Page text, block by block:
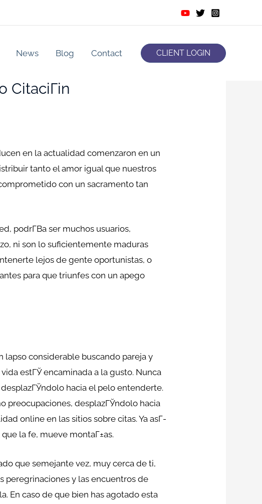
News Blog Contact CLIENT LOGIN
CitaciГіn
en la actualidad comenzaron en un
tanto el amor igual que nuestros
con un sacramento tan
podrГ­В­a ser muchos usuarios,
ni son lo suficientemente maduras
lejos de gente oportunistas, o
para que triunfes con un apego
lapso considerable buscando pareja y
estГЎ encaminada a la gusto. Nunca
hacia el pelo entenderte.
preocupaciones, desplazГЎndolo hacia
online en las sitios sobre citas. Ya asГ­
la fe, mueve montaГ±as.
que semejante vez, muy cerca de ti,
peregrinaciones y las encuentros de
En caso de que bien has agotado esta